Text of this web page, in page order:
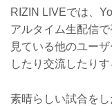
RIZIN LIVEでは、
アルタイム生配信
見ている他のユーザ
したり交流したり
素晴らしい試合を